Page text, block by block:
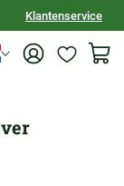
Klantenservice